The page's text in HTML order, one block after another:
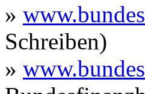
»
Schreiben)
»